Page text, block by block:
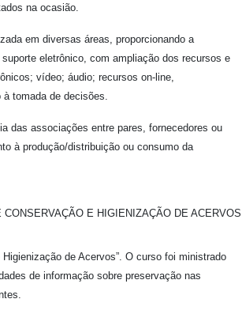
na ocasião.
em diversas áreas, proporcionando a
eletrônico, com ampliação dos recursos e
vídeo; áudio; recursos on-line,
tomada de decisões.
das associações entre pares, fornecedores ou
à produção/distribuição ou consumo da
CONSERVAÇÃO E HIGIENIZAÇÃO DE ACERVOS
de Acervos”. O curso foi ministrado
de informação sobre preservação nas